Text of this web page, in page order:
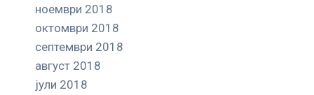
ноември 2018
октомври 2018
септември 2018
август 2018
јули 2018